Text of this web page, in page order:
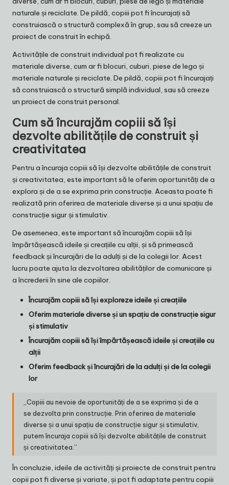
naturale și reciclate. De pildă, copiii pot fi încurajați să
construiască o structură complexă în grup, sau să creeze un
proiect de construit în echipă.
Activitățile de construit individual pot fi realizate cu
materiale diverse, cum ar fi blocuri, cuburi, piese de lego și
materiale naturale și reciclate. De pildă, copiii pot fi încurajați
să construiască o structură simplă individual, sau să creeze
un proiect de construit personal.
Cum să încurajăm copiii să își
dezvolte abilitățile de construit și
creativitatea
Pentru a încuraja copiii să își dezvolte abilitățile de construit
și creativitatea, este important să le oferim oportunități de a
explora și de a se exprima prin construcție. Aceasta poate fi
realizată prin oferirea de materiale diverse și a unui spațiu de
construcție sigur și stimulativ.
De asemenea, este important să încurajăm copiii să își
împărtășească ideile și creațiile cu alții, și să primească
feedback și încurajări de la adulți și de la colegii lor. Acest
lucru poate ajuta la dezvoltarea abilităților de comunicare și
a încrederii în sine ale copiilor.
Încurajăm copiii să își exploreze ideile și creațiile
Oferim materiale diverse și un spațiu de construcție sigur
și stimulativ
Încurajăm copiii să își împărtășească ideile și creațiile cu
alții
Oferim feedback și încurajări de la adulți și de la colegii
lor
„Copiii au nevoie de oportunități de a se exprima și de a
se dezvolta prin construcție. Prin oferirea de materiale
diverse și a unui spațiu de construcție sigur și stimulativ,
putem încuraja copiii să își dezvolte abilitățile de construit
și creativitatea.”
În concluzie, ideile de activități și proiecte de construit pentru
copii pot fi diverse și variate, și pot fi adaptate pentru copiii